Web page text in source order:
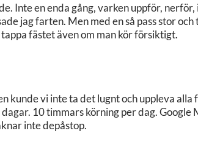
Inte en enda gång, varken uppför,
jag farten. Men med en så pass stor
fästet även om man kör försiktigt.
kunde vi inte ta det lugnt och uppleva
10 timmars körning per dag. Google
inte depåstop.